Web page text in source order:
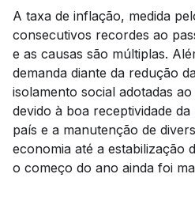
A taxa de inflação, medida
consecutivos recordes ao
e as causas são múltiplas.
demanda diante da redução
isolamento social adotadas
devido à boa receptividade
país e a manutenção de
economia até a estabilização
o começo do ano ainda foi